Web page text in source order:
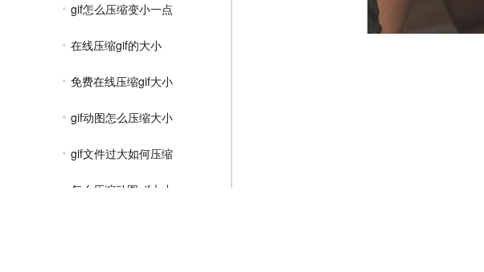
gif怎么压缩变小一点
在线压缩gif的大小
免费在线压缩gif大小
gif动图怎么压缩大小
gif文件过大如何压缩
怎么压缩动图gif大小